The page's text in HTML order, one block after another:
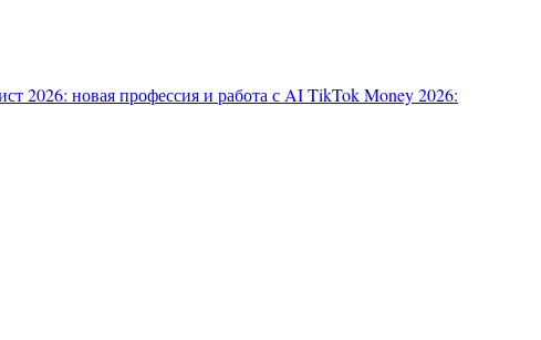
2026: новая профессия и работа с AITikTok Money 2026: